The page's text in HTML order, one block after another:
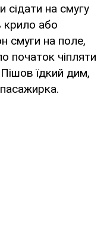
сідати на смугу
крило або
смуги на поле,
початок чіпляти
їдкий дим,